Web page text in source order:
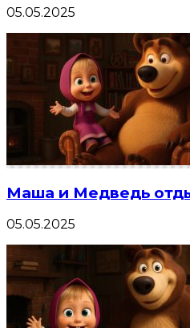
05.05.2025
Маша и Медведь
05.05.2025